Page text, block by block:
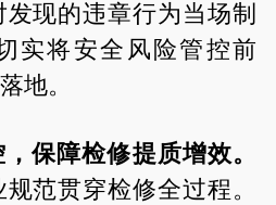
现的违章行为当场制
实将安全风险管控前
地。
保障检修提质增效。
范贯穿检修全过程。